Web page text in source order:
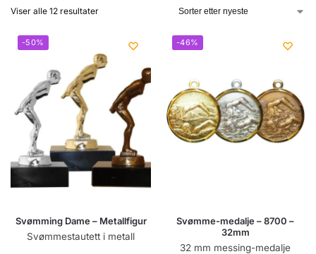
Viser alle 12 resultater
-50%
Svømming Dame – Metallfigur
Svømmestautett i metall
-46%
Svømme-medalje – 8700 –
32mm
32 mm messing-medalje